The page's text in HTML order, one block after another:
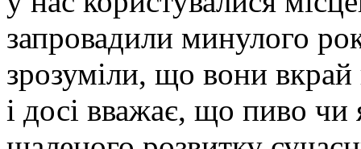
запровадили минулого
зрозуміли, що вони
і досі вважає, що пиво чи